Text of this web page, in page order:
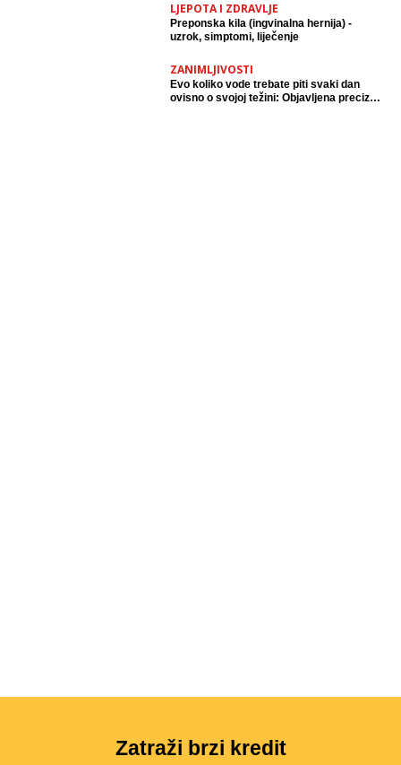
LJEPOTA I ZDRAVLJE
Preponska kila (ingvinalna hernija) -
uzrok, simptomi, liječenje
ZANIMLJIVOSTI
Evo koliko vode trebate piti svaki dan
ovisno o svojoj težini: Objavljena precizna
Zatraži brzi kredit